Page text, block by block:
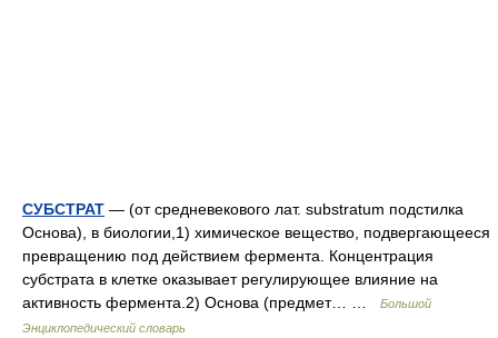
СУБСТРАТ — (от средневекового лат. substratum подстилка
Основа), в биологии,1) химическое вещество, подвергающееся
превращению под действием фермента. Концентрация
субстрата в клетке оказывает регулирующее влияние на
активность фермента.2) Основа (предмет… …
Большой
Энциклопедический словарь